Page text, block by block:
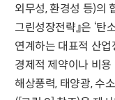
외무성, 환경성 등)의
그린성장전략』은 ‘탄
연계하는 대표적 산
경제적 제약이나 비
해상풍력, 태양광, 수